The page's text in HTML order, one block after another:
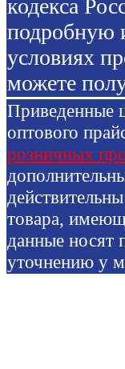
кодекса
подробную
условиях
можете
Приведенные
оптового
розничных
товара,
данные носят
уточнению у